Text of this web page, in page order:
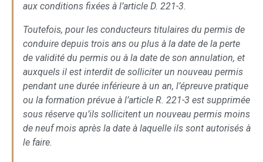
aux conditions fixées à l’article D. 221-3.
Toutefois, pour les conducteurs titulaires du permis de
conduire depuis trois ans ou plus à la date de la perte
de validité du permis ou à la date de son annulation, et
auxquels il est interdit de solliciter un nouveau permis
pendant une durée inférieure à un an, l’épreuve pratique
ou la formation prévue à l’article R. 221-3 est supprimée
sous réserve qu’ils sollicitent un nouveau permis moins
de neuf mois après la date à laquelle ils sont autorisés à
le faire.